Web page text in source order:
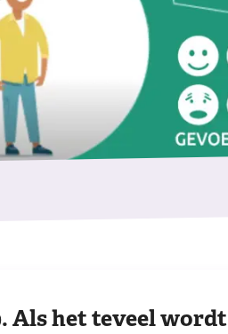
Als het teveel wordt